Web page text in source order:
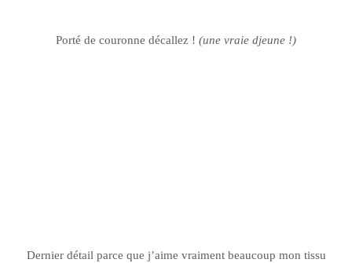
Porté de couronne décallez ! (une vraie djeune !)
Dernier détail parce que j’aime vraiment beaucoup mon tissu